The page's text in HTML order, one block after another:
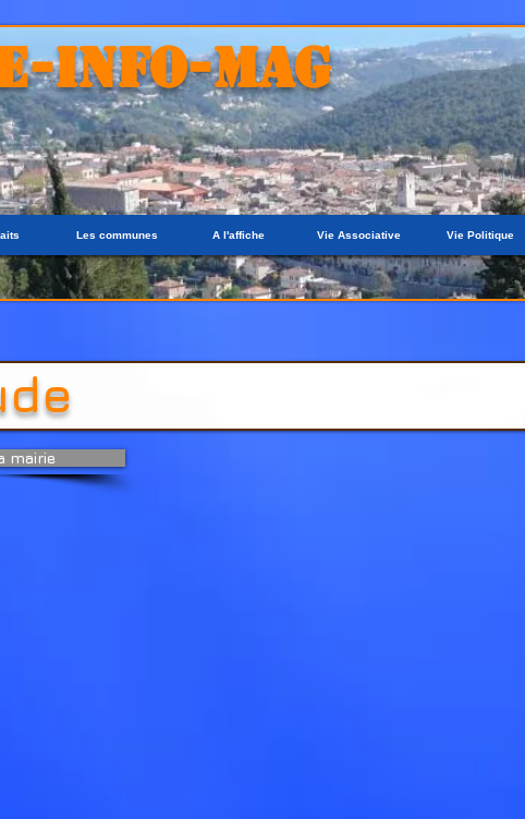
INFO-MAG
Les communes A l'affiche Vie Associative Vie Politique
mairie